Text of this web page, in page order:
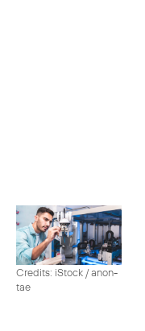
Credits: iStock / anon-
tae